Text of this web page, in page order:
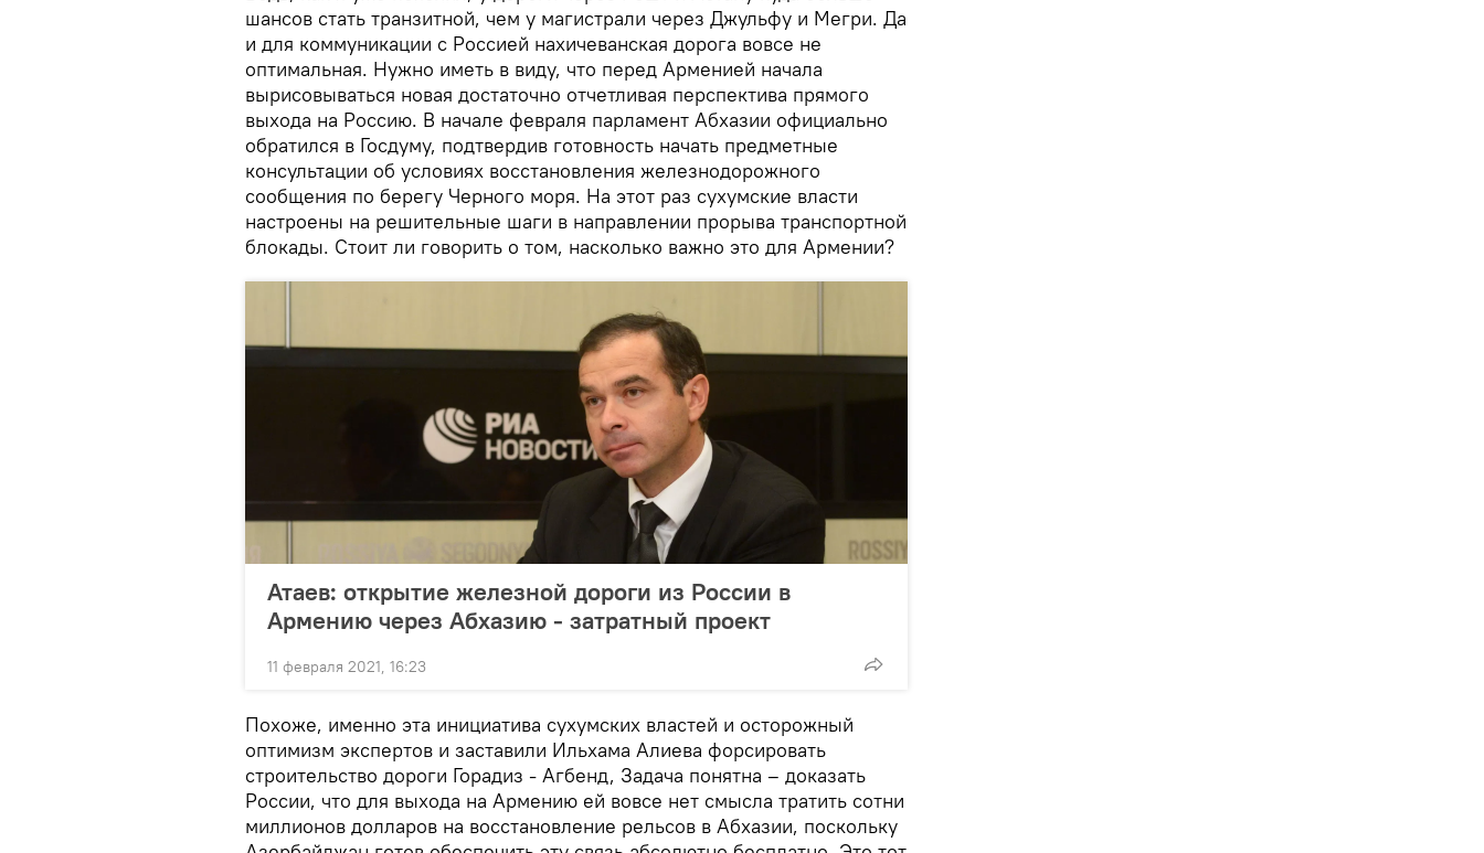
шансов стать транзитной, чем у магистрали через Джульфу и Мегри. Да
и для коммуникации с Россией нахичеванская дорога вовсе не
оптимальная. Нужно иметь в виду, что перед Арменией начала
вырисовываться новая достаточно отчетливая перспектива прямого
выхода на Россию. В начале февраля парламент Абхазии официально
обратился в Госдуму, подтвердив готовность начать предметные
консультации об условиях восстановления железнодорожного
сообщения по берегу Черного моря. На этот раз сухумские власти
настроены на решительные шаги в направлении прорыва транспортной
блокады. Стоит ли говорить о том, насколько важно это для Армении?
Атаев: открытие железной дороги из России в
Армению через Абхазию - затратный проект
11 февраля 2021, 16:23
Похоже, именно эта инициатива сухумских властей и осторожный
оптимизм экспертов и заставили Ильхама Алиева форсировать
строительство дороги Горадиз - Агбенд, Задача понятна – доказать
России, что для выхода на Армению ей вовсе нет смысла тратить сотни
миллионов долларов на восстановление рельсов в Абхазии, поскольку